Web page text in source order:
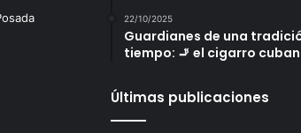
22/10/2025
Guardianes de una
tiempo: 🚬 el cigarro
Últimas publicaciones